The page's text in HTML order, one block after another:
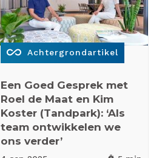
all_inclusive Achtergrondartikel
Een Goed Gesprek met
Roel de Maat en Kim
Koster (Tandpark): ‘Als
team ontwikkelen we
ons verder’